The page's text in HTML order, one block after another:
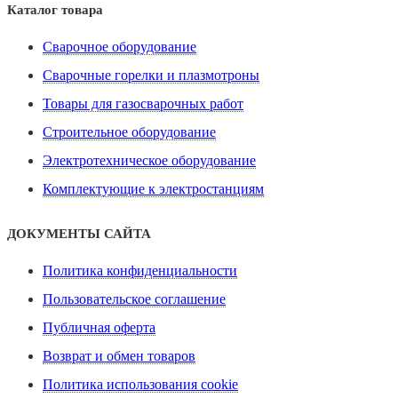
Каталог товара
Сварочное оборудование
Сварочные горелки и плазмотроны
Товары для газосварочных работ
Строительное оборудование
Электротехническое оборудование
Комплектующие к электростанциям
ДОКУМЕНТЫ САЙТА
Политика конфиденциальности
Пользовательское соглашение
Публичная оферта
Возврат и обмен товаров
Политика использования cookie